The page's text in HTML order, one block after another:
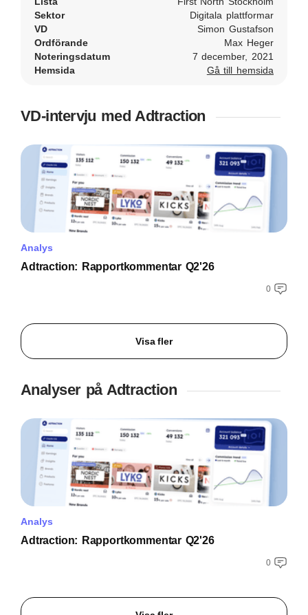
Sektor
Digitala plattformar
VD
Simon Gustafson
Ordförande
Max Heger
Noteringsdatum
7 december, 2021
Hemsida
Gå till hemsida
VD-intervju med Adtraction
Analys
Adtraction: Rapportkommentar Q2'26
0
Visa fler
Analyser på Adtraction
Analys
Adtraction: Rapportkommentar Q2'26
0